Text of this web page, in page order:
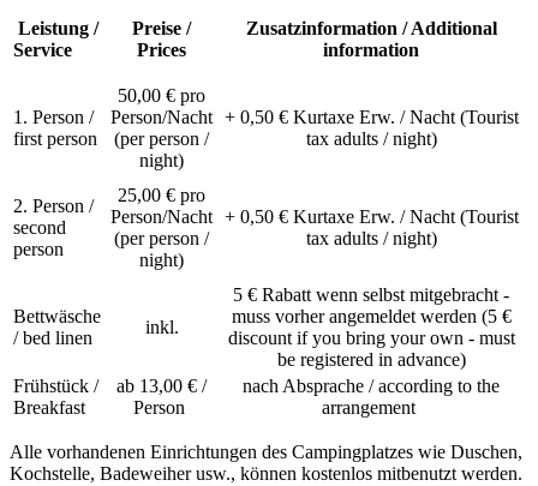
Leistung /
Service
Preise /
Prices
Zusatzinformation / Additional
information
1. Person /
first person
50,00 € pro
Person/Nacht
(per person /
night)
+ 0,50 € Kurtaxe Erw. / Nacht (Tourist
tax adults / night)
2. Person /
second
person
25,00 € pro
Person/Nacht
(per person /
night)
+ 0,50 € Kurtaxe Erw. / Nacht (Tourist
tax adults / night)
Bettwäsche
/ bed linen
inkl.
5 € Rabatt wenn selbst mitgebracht -
muss vorher angemeldet werden (5 €
discount if you bring your own - must
be registered in advance)
Frühstück /
Breakfast
ab 13,00 € /
Person
nach Absprache / according to the
arrangement
Alle vorhandenen Einrichtungen des Campingplatzes wie Duschen,
Kochstelle, Badeweiher usw., können kostenlos mitbenutzt werden.